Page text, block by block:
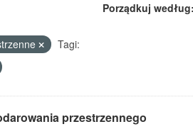
Porządkuj według
Tagi:
przestrzennego